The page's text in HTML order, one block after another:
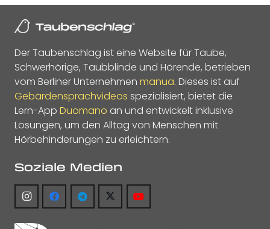
Der Taubenschlag ist eine Website für Taube,
Schwerhörige, Taubblinde und Hörende, betrieben
vom Berliner Unternehmen manua. Dieses ist auf
Gebärdensprachvideos spezialisiert, bietet die
Lern-App Duomano an und entwickelt inklusive
Lösungen, um den Alltag von Menschen mit
Hörbehinderungen zu erleichtern.
Soziale Medien